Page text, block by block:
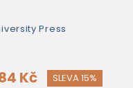
Press
Kč SLEVA 15%